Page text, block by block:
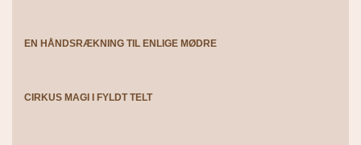
EN HÅNDSRÆKNING TIL ENLIGE MØDRE
CIRKUS MAGI I FYLDT TELT